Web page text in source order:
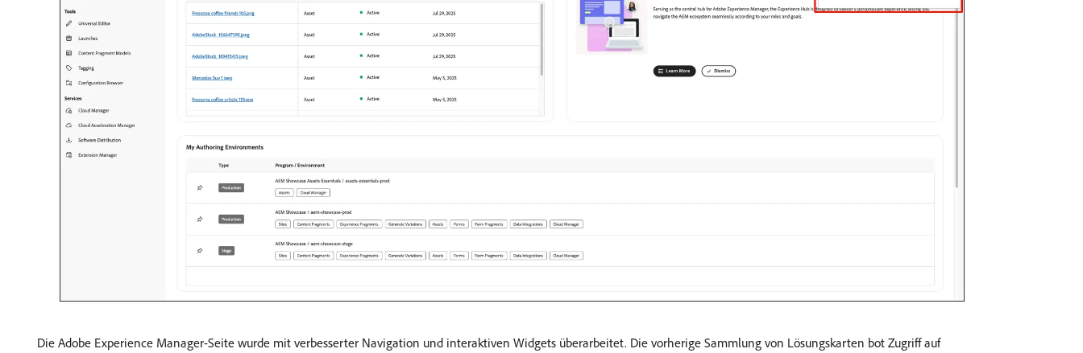
Die Adobe Experience Manager-Seite wurde mit verbesserter Navigation und interaktiven Widgets überarbeitet. Die vorherige Sammlung von Lösungskarten bot Zugriff auf